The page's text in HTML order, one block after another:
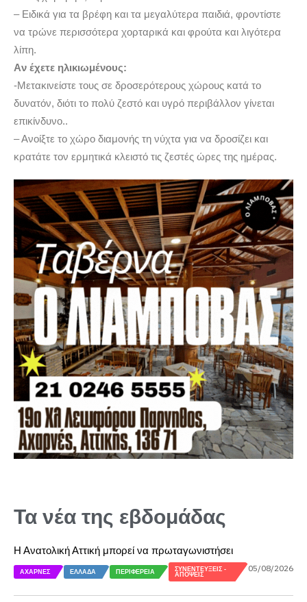
– Ειδικά για τα βρέφη και τα μεγαλύτερα παιδιά, φροντίστε
να τρώνε περισσότερα χορταρικά και φρούτα και λιγότερα
λίπη.
Aν έχετε ηλικιωμένους:
-Μετακινείστε τους σε δροσερότερους χώρους κατά το
δυνατόν, διότι το πολύ ζεστό και υγρό περιβάλλον γίνεται
επικίνδυνο..
– Ανοίξτε το χώρο διαμονής τη νύχτα για να δροσίζει και
κρατάτε τον ερμητικά κλειστό τις ζεστές ώρες της ημέρας.
Τα νέα της εβδομάδας
Η Ανατολική Αττική μπορεί να πρωταγωνιστήσει
ΑΧΑΡΝΈΣ ΕΛΛΆΔΑ ΠΕΡΙΦΈΡΕΙΑ
ΣΥΝΕΝΤΕΎΞΕΙΣ -
ΑΠΌΨΕΙΣ
05/08/2026